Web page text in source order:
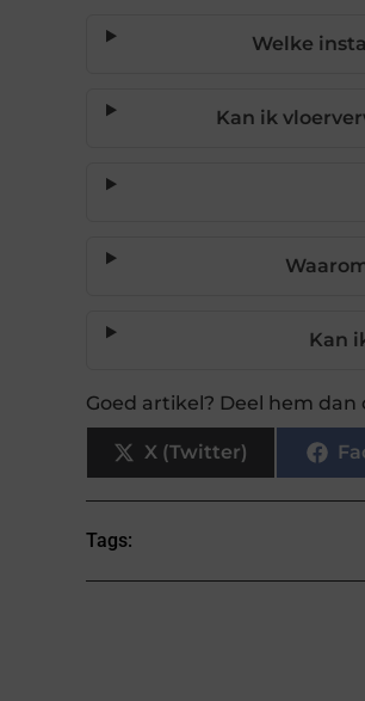
Welke
Kan ik
Kan
Goed artikel? Deel hem dan
X (Twitter)
Tags: